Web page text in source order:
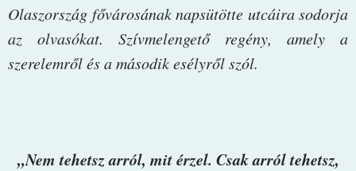
Olaszország fővárosának napsütötte utcáira sodorja
az olvasókat. Szívmelengető regény, amely a
szerelemről és a második esélyről szól.
„Nem tehetsz arról, mit érzel. Csak arról tehetsz,